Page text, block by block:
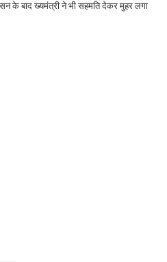
के बाद ख्यमंत्री ने भी सहमति देकर मुहर लगा